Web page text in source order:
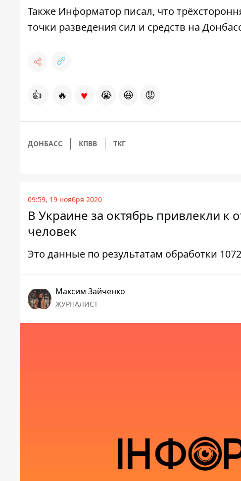
Также Информатор писал, что
точки разведения сил и средств на
👍 🔥 ♥ 😭 😆 😡
ДОНБАСС КПВВ ТКГ
09:59, 19 ноября 2020
В Украине за октябрь привлекли к
человек
Это данные по результатам обработки
Максим Зайченко
ЖУРНАЛИСТ